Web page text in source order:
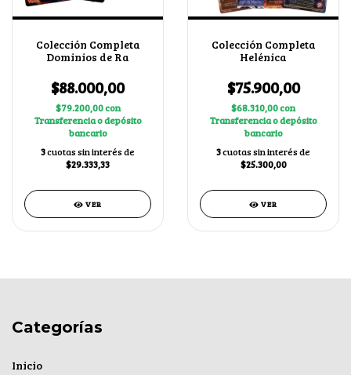
Colección Completa
Dominios de Ra
$88.000,00
$79.200,00con
Transferencia o depósito
bancario
3cuotas sin interés de
$29.333,33
VER
Colección Completa
Helénica
$75.900,00
$68.310,00con
Transferencia o depósito
bancario
3cuotas sin interés de
$25.300,00
VER
Categorías
Inicio